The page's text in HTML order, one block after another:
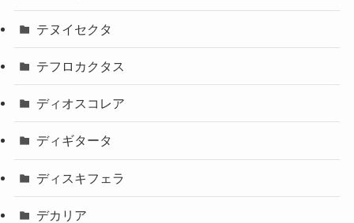
テヌイセクタ
テフロカクタス
ディオスコレア
ディギタータ
ディスキフェラ
デカリア